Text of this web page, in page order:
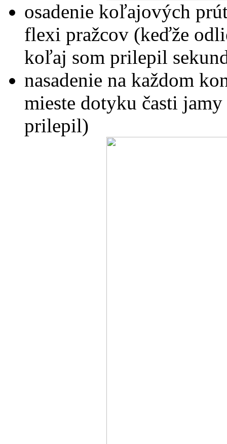
osadenie koľajových
flexi pražcov (keďže
koľaj som prilepil
nasadenie na každom
mieste dotyku časti
prilepil)